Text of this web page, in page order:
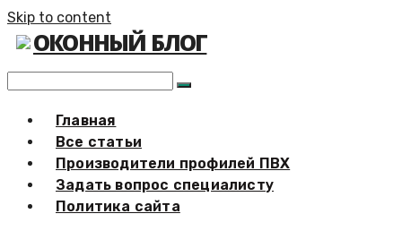
Skip to content
ОКОННЫЙ БЛОГ
Главная
Все статьи
Производители профилей ПВХ
Задать вопрос специалисту
Политика сайта